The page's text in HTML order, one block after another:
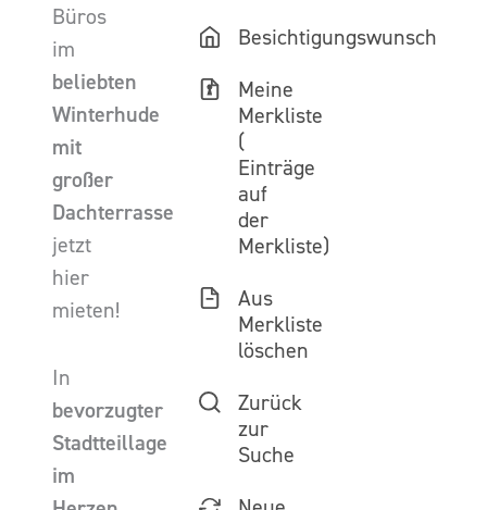
Büros
im
beliebten
Winterhude
mit
großer
Dachterrasse
jetzt
hier
mieten!
In
bevorzugter
Stadtteillage
im
Besichtigungswunsch
Meine
Merkliste
(
Einträge
auf
der
Merkliste)
Aus
Merkliste
löschen
Zurück
zur
Suche